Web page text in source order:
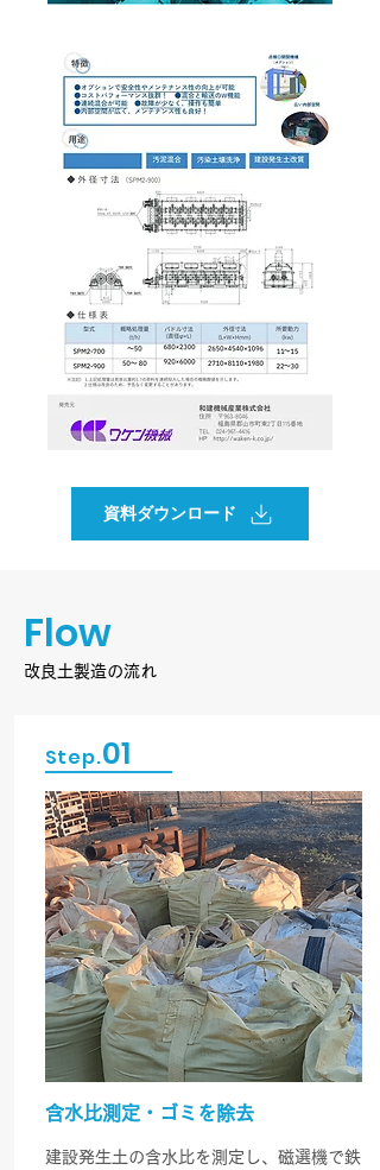
資料ダウンロード
​Flow
改良土製造の流れ
Step.01
含水比測定・ゴミを除去
建設発生土の含水比を測定し、磁選機で鉄